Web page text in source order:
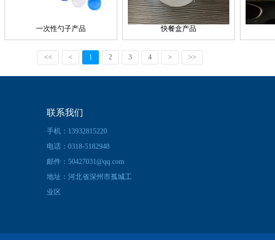
一次性勺子产品 快餐盒产品
<< < 1 2 3 4 > >>
联系我们
手机：13932815220
电话：0318-5182948
邮件：50427031@qq.com
地址：河北省深州市孤城工
业区